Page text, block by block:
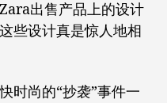
出售产品上的设计
些设计真是惊人地相
时尚的“抄袭”事件一